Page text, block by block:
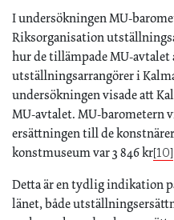
I undersökningen MU-
Riksorganisation
hur de tillämpade MU-avtalet
utställningsarrangörer i
undersökningen visade att
MU-avtalet. MU-barometern
ersättningen till de
konstmuseum var 3 846 kr[10]
Detta är en tydlig indikation
länet, både